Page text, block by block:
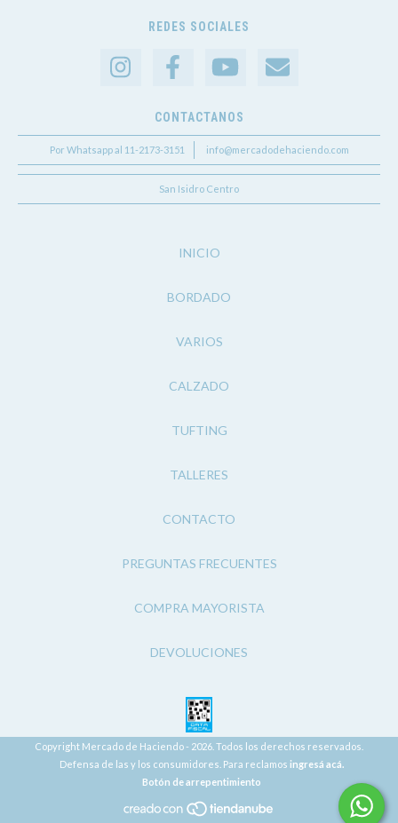
REDES SOCIALES
CONTACTANOS
Por Whatsapp al 11-2173-3151 info@mercadodehaciendo.com
San Isidro Centro
INICIO
BORDADO
VARIOS
CALZADO
TUFTING
TALLERES
CONTACTO
PREGUNTAS FRECUENTES
COMPRA MAYORISTA
DEVOLUCIONES
Copyright Mercado de Haciendo - 2026. Todos los derechos reservados.
Defensa de las y los consumidores. Para reclamos ingresá acá.
Botón de arrepentimiento